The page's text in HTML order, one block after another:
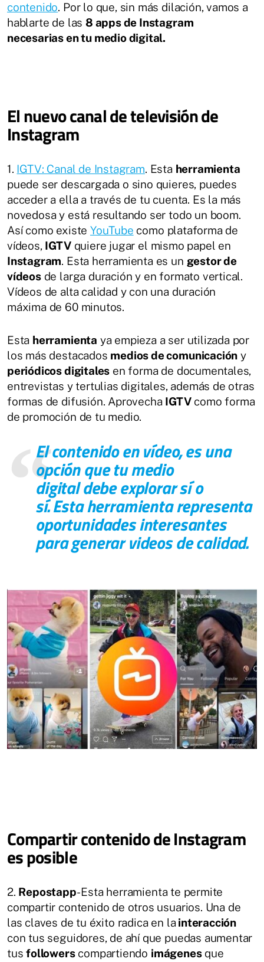
contenido. Por lo que, sin más dilación, vamos a
hablarte de las 8 apps de Instagram
necesarias en tu medio digital.
El nuevo canal de televisión de
Instagram
1. IGTV: Canal de Instagram. Esta herramienta
puede ser descargada o sino quieres, puedes
acceder a ella a través de tu cuenta. Es la más
novedosa y está resultando ser todo un boom.
Así como existe YouTube como plataforma de
vídeos, IGTVquiere jugar el mismo papel en
Instagram. Esta herramienta es un gestor de
vídeosde larga duración y en formato vertical.
Vídeos de alta calidad y con una duración
máxima de 60 minutos.
Esta herramienta ya empieza a ser utilizada por
los más destacados medios de comunicación y
periódicos digitales en forma de documentales,
entrevistas y tertulias digitales, además de otras
formas de difusión. Aprovecha IGTVcomo forma
de promoción de tu medio.
El contenido en vídeo, es una
opción que tumedio
digitaldebe explorar sí o
sí. Esta herramienta representa
oportunidades interesantes
para generar videos de calidad.
Compartir contenido de Instagram
es posible
2. Repostapp- Esta herramienta te permite
compartir contenido de otros usuarios. Una de
las claves de tu éxito radica en la interacción
con tus seguidores, de ahí que puedas aumentar
tusfollowerscompartiendo imágenesque